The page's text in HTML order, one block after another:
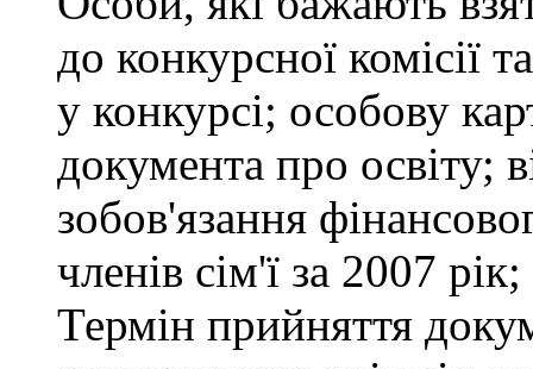
до конкурсної комісії
у конкурсі; особову
документа про освіту;
зобов'язання
членів сім'ї за 2007
Термін прийняття